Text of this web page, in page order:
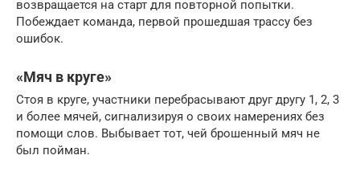
возвращается на старт для повторной попытки.
Побеждает команда, первой прошедшая трассу без
ошибок.
«Мяч в круге»
Стоя в круге, участники перебрасывают друг другу 1, 2, 3
и более мячей, сигнализируя о своих намерениях без
помощи слов. Выбывает тот, чей брошенный мяч не
был пойман.